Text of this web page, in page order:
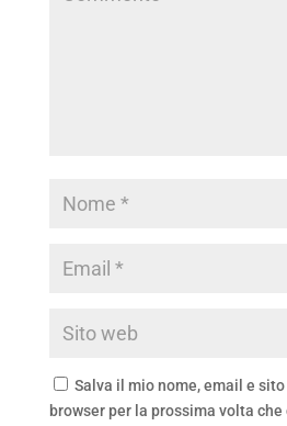
Salva il mio nome, email e
browser per la prossima volta che